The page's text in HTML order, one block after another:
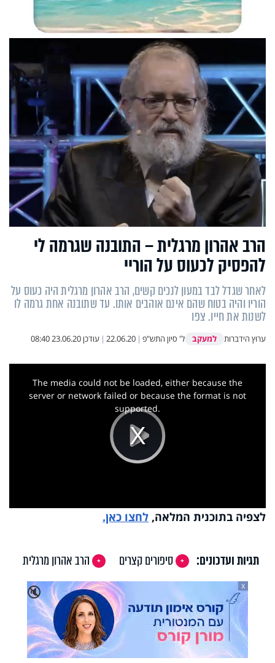
הרב אהרון מרגלית – התובנה שגרמה לי
להפסיק לכעוס על הוריי
לאחר שגדל לבד במעון לנכים קשים, הרב אהרון מרגלית היה כעוס על
הוריו והיה בטוח שהם אינם אוהבים אותו. עד שתובנה אחת גרמה לו
לשנות את חייו. צפו
ערוץ הידברות למעקב ל' סיון התש"פ |
22.06.20
| עודכן23.06.20 08:40
Play
Video
This
The media could not be loaded, either because the
server or network failed or because the format is not
supported.
לצפיה בתוכנית המלאה, לחצו כאן.
תגיות ועדכונים: סיפורים קצרים
הרב אהרון מרגלית
🔇
X